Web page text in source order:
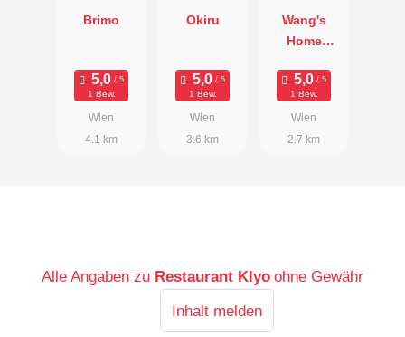
Brimo
1 Bew.
Wien
4.1 km
Okiru
1 Bew.
Wien
3.6 km
Wang's
Home
1 Bew.
Wien
2.7 km
Alle Angaben zu Restaurant Klyo ohne Gewähr
Inhalt melden